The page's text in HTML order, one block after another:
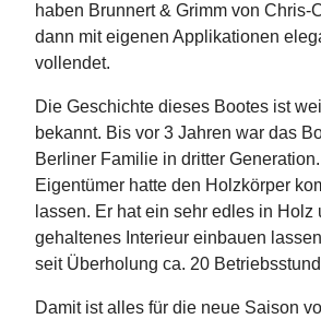
haben Brunnert & Grimm von Chris-
dann mit eigenen Applikationen
vollendet.
Die Geschichte dieses Bootes ist
bekannt. Bis vor 3 Jahren war das
Berliner Familie in dritter
Eigentümer hatte den Holzkörper
lassen. Er hat ein sehr edles in Holz
gehaltenes Interieur einbauen
seit Überholung ca. 20
Damit ist alles für die neue Saison